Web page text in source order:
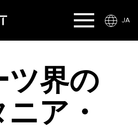
JA
ツ界の
ア・